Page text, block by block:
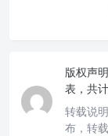
版权声明
表，共
转载说明
布，转